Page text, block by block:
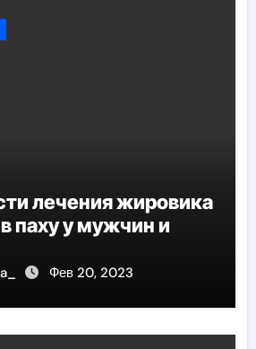
лечения жировика
паху у мужчин и
Фев 20, 2023